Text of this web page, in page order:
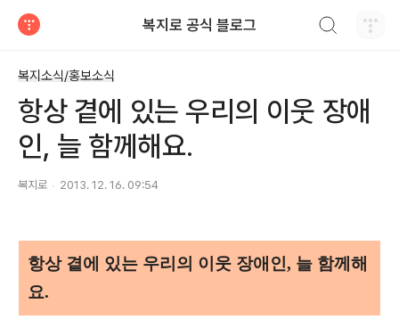
복지로 공식 블로그
복지소식/홍보소식
항상 곁에 있는 우리의 이웃 장애
인, 늘 함께해요.
복지로 2013. 12. 16. 09:54
항상 곁에 있는 우리의 이웃 장애인, 늘 함께해
요.